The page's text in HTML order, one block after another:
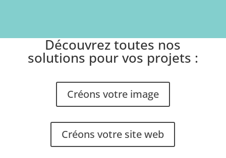
Découvrez toutes nos
solutions pour vos projets :
Créons votre image
Créons votre site web